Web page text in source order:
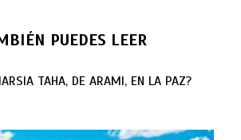
PUEDES LEER
TAHA, DE ARAMI, EN LA PAZ?